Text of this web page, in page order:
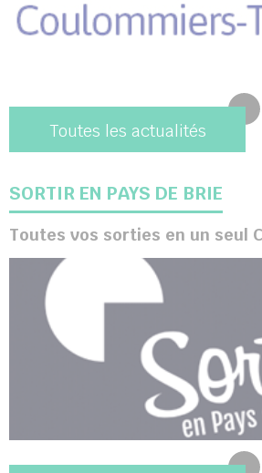
Toutes les actualités
SORTIR EN PAYS DE BRIE
Toutes vos sorties en un seul